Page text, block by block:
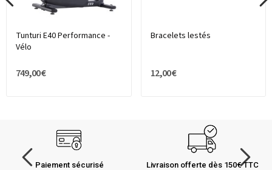
Tunturi E40 Performance -
Vélo
749,00 €
Bracelets lestés
12,00 €
Paiement sécurisé Livraison offerte dès 150€ TTC